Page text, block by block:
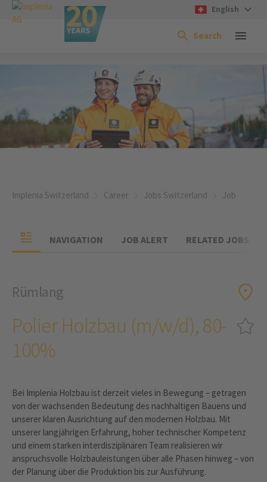
English
Search
Implenia Switzerland Career Jobs Switzerland Job
NAVIGATION JOB ALERT RELATED JOBS
Rümlang
Polier Holzbau (m/w/d), 80-
100%
Bei Implenia Holzbau ist derzeit vieles in Bewegung – getragen
von der wachsenden Bedeutung des nachhaltigen Bauens und
unserer klaren Ausrichtung auf den modernen Holzbau. Mit
unserer langjährigen Erfahrung, hoher technischer Kompetenz
und einem starken interdisziplinären Team realisieren wir
anspruchsvolle Holzbauleistungen über alle Phasen hinweg – von
der Planung über die Produktion bis zur Ausführung.